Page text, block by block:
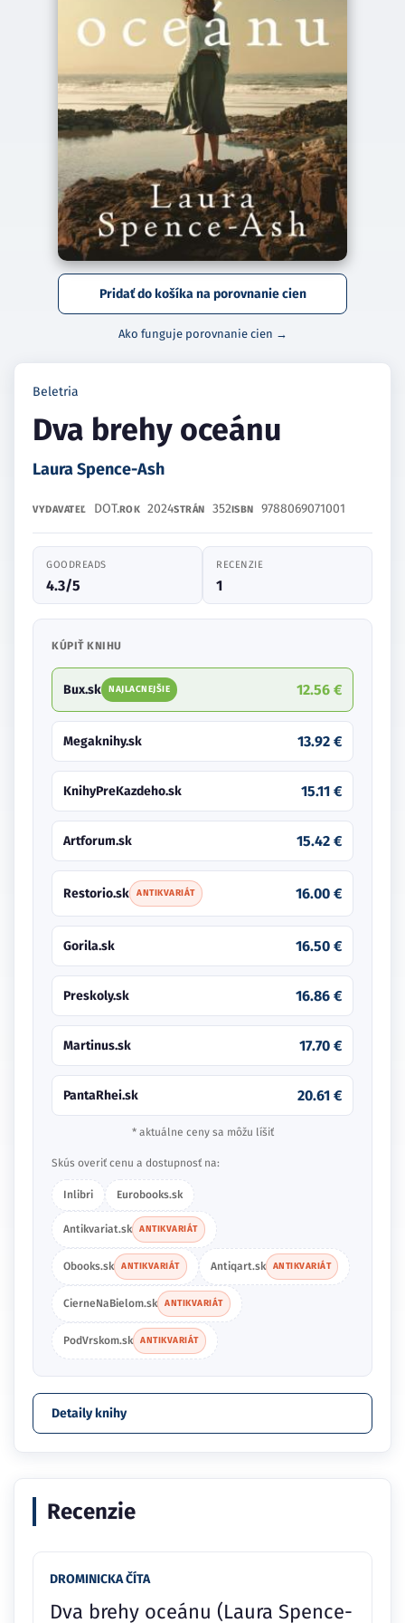
Pridať do košíka na porovnanie cien
Ako funguje porovnanie cien →
Beletria
Dva brehy oceánu
Laura Spence-Ash
VYDAVATEĽ DOT.ROK 2024STRÁN 352ISBN 9788069071001
GOODREADS
4.3/5
RECENZIE
1
KÚPIŤ KNIHU
Bux.sk NAJLACNEJŠIE 12.56 €
Megaknihy.sk 13.92 €
KnihyPreKazdeho.sk 15.11 €
Artforum.sk 15.42 €
Restorio.sk ANTIKVARIÁT 16.00 €
Gorila.sk 16.50 €
Preskoly.sk 16.86 €
Martinus.sk 17.70 €
PantaRhei.sk 20.61 €
* aktuálne ceny sa môžu líšiť
Skús overiť cenu a dostupnosť na:
Inlibri Eurobooks.sk
Antikvariat.sk ANTIKVARIÁT
Obooks.sk ANTIKVARIÁT Antiqart.sk ANTIKVARIÁT
CierneNaBielom.sk ANTIKVARIÁT
PodVrskom.sk ANTIKVARIÁT
Detaily knihy
Recenzie
DROMINICKA ČÍTA
Dva brehy oceánu (Laura Spence-